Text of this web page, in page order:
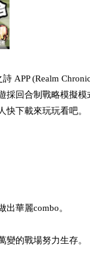
詩 APP (Realm
回合制戰略模擬
下載來玩玩看吧。
華麗combo。
的戰場努力生存。